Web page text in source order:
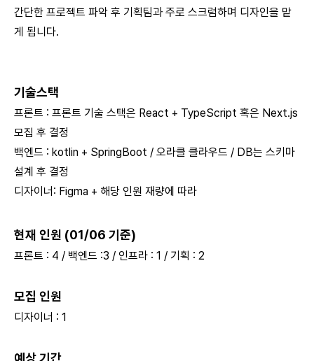
간단한 프로젝트 파악 후 기획팀과 주로 스크럼하며 디자인을 맡
게 됩니다.
기술스택
프론트 : 프론트 기술 스택은 React + TypeScript 혹은 Next.js
모집 후 결정
백엔드 : kotlin + SpringBoot / 오라클 클라우드 / DB는 스키마
설계 후 결정
디자이너: Figma + 해당 인원 재량에 따라
현재 인원 (01/06 기준)
프론트 : 4 / 백엔드 :3 / 인프라 : 1 / 기획 : 2
모집 인원
디자이너 : 1
예상 기간